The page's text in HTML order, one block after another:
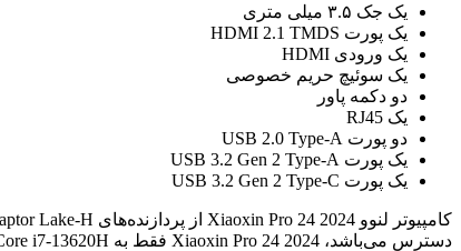
یک جک ۳.۵ میلی متری
یک پورت HDMI 2.1 TMDS
یک ورودی HDMI
یک سوئیچ حریم خصوصی
دو دکمه پاور
یک RJ45
دو پورت USB 2.0 Type-A
یک پورت USB 3.2 Gen 2 Type-A
یک پورت USB 3.2 Gen 2 Type-C
دسترس می‌باشد، Xiaoxin Pro 24 2024 فقط به Core i7-13620H بسنده کرده است.